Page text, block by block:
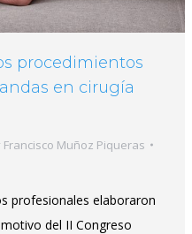
procedimientos
en cirugía
Francisco Muñoz Piqueras
profesionales elaboraron
del II Congreso